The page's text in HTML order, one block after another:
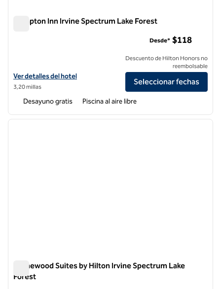
Hampton Inn Irvine Spectrum Lake Forest
Ver detalles del hotel Hampton Inn Irvine Spectrum Lake Forest
Ver detalles del hotel
3,20 millas
Desde* $118
Descuento de Hilton Honors no
reembolsable
Seleccionar fechas
Desayuno gratis Piscina al aire libre
1 de 12
Homewood Suites by Hilton Irvine Spectrum Lake
Forest